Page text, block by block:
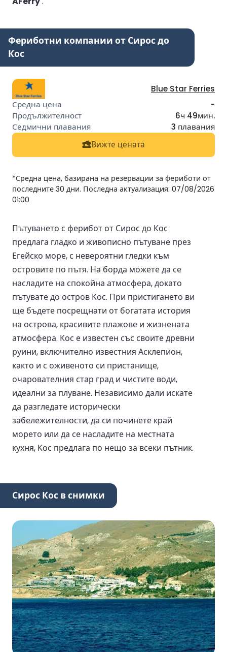
Фериботни компании от Сирос до
Кос
Blue Star Ferries
-
6ч 49мин.
3 плавания
Вижте цената
*Средна цена, базирана на резервации за фериботи от
последните 30 дни. Последна актуализация: 07/08/2026
01:00
Пътуването с ферибот от Сирос до Кос
предлага гладко и живописно пътуване през
Егейско море, с невероятни гледки към
островите по пътя. На борда можете да се
насладите на спокойна атмосфера, докато
пътувате до остров Кос. При пристигането ви
ще бъдете посрещнати от богатата история
на острова, красивите плажове и жизнената
атмосфера. Кос е известен със своите древни
руини, включително известния Асклепион,
както и с оживеното си пристанище,
очарователния стар град и чистите води,
идеални за плуване. Независимо дали искате
да разгледате исторически
забележителности, да си починете край
морето или да се насладите на местната
кухня, Кос предлага по нещо за всеки пътник.
Сирос Кос в снимки